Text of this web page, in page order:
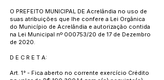
O PREFEITO MUNICIPAL DE Acrelândia no uso de
suas atribuições que lhe confere a Lei Orgânica
do Município de Acrelândia e autorização contida
na Lei Municipal nº 000753/20 de 17 de Dezembro
de 2020.
D E C R E T A:
Art. 1° - Fica aberto no corrente exercício Crédito